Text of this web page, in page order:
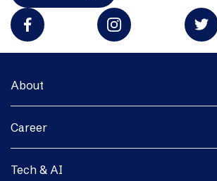
About
Career
Tech & AI